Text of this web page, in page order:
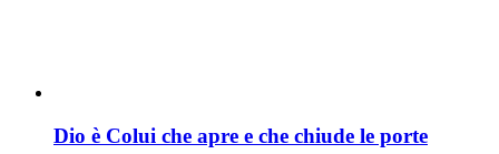
Dio è Colui che apre e che chiude le porte